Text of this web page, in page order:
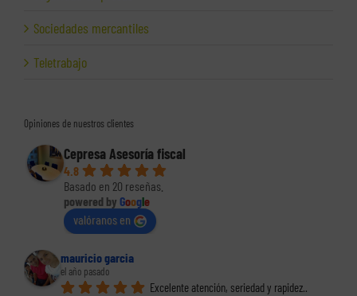
Sociedades mercantiles
Teletrabajo
Opiniones de nuestros clientes
Cepresa Asesoría fiscal
4.8
Basado en 20 reseñas.
powered by Google
valóranos en
mauricio garcia
el año pasado
Excelente atención, seriedad y rapidez..